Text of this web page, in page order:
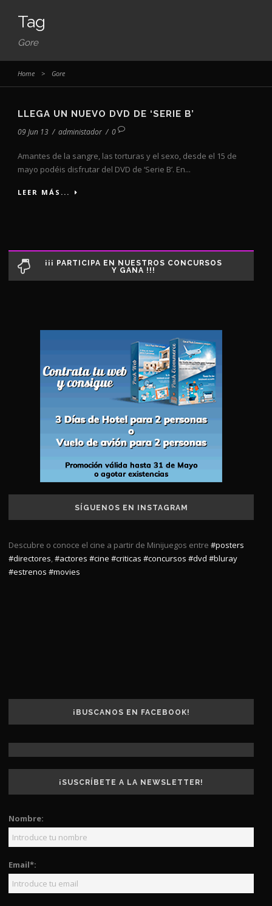
Tag
Gore
Home > Gore
LLEGA UN NUEVO DVD DE ‘SERIE B’
09 Jun 13 / administador / 0
Amantes de la sangre, las torturas y el sexo, desde el 15 de
mayo podéis disfrutar del DVD de ‘Serie B’. En...
LEER MÁS...
¡¡¡ PARTICIPA EN NUESTROS CONCURSOS
Y GANA !!!
SÍGUENOS EN INSTAGRAM
Descubre o conoce el cine a partir de Minijuegos entre #posters
#directores,#actores #cine #criticas #concursos #dvd #bluray
#estrenos #movies
¡BUSCANOS EN FACEBOOK!
¡SUSCRÍBETE A LA NEWSLETTER!
Nombre:
Email*: